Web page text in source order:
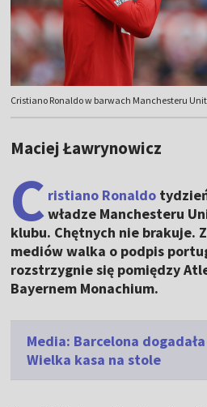
Cristiano Ronaldo w barwach Manchesteru
Maciej Ławrynowicz
C ristiano Ronaldo
władze Manchesteru
klubu. Chętnych nie brakuje.
mediów walka o podpis
rozstrzygnie się pomiędzy
Bayernem Monachium.
Media: Barcelona
Wielka kasa na stole